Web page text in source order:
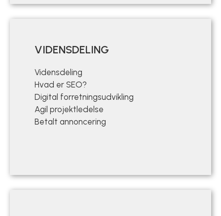
VIDENSDELING
Vidensdeling
Hvad er SEO?
Digital forretningsudvikling
Agil projektledelse
Betalt annoncering